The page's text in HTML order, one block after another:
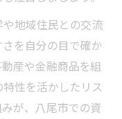
地域住民との交流
を自分の目で確か
産や金融商品を組
性を活かしたリス
が、八尾市での資